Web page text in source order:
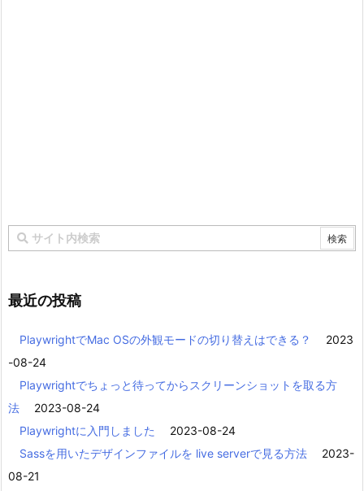
最近の投稿
PlaywrightでMac OSの外観モードの切り替えはできる？
2023
-08-24
Playwrightでちょっと待ってからスクリーンショットを取る方
法
2023-08-24
Playwrightに入門しました
2023-08-24
Sassを用いたデザインファイルを live serverで見る方法
2023-
08-21